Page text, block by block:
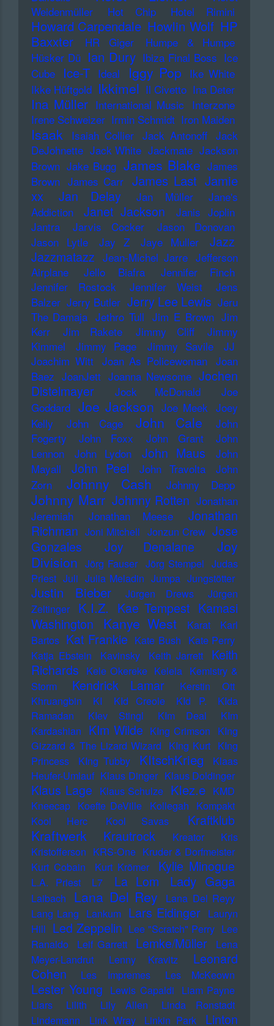
Weidenmüller
Hot Chip Hotel Rimini
Howard Carpendale Howlin Wolf HP
Baxxter
HR Giger
Humpe & Humpe
Hüsker Dü Ian Dury Ibiza Final Boss Ice
Cube
Ice-T Ideal Iggy Pop Ike White
Ikke Hüftgold Ikkimel Il Civetto Ina Deter
Ina Müller International Music Interzone
Irene Schweizer Irmin Schmidt Iron Maiden
Isaak Isaiah Collier Jack Antonoff Jack
DeJohnette Jack White Jackmate Jackson
Brown Jake Bugg James Blake James
Brown James Carr James Last Jamie
xx
Jan Delay Jan Müller
Jane's
Addiction
Janet Jackson
Janis Joplin
Jantra
Jarvis Cocker
Jason Donovan
Jason Lytle
Jay Z Jaye Muller
Jazz
Jazzmatazz Jean-Michel Jarre Jefferson
Airplane
Jello Biafra
Jennifer Finch
Jennifer Rostock
Jennifer Weist
Jens
Balzer Jerry Butler Jerry Lee Lewis Jeru
The Damaja Jethro Tull Jim E Brown Jim
Kerr
Jim Rakete Jimmy Cliff
Jimmy
Kimmel
Jimmy Page Jimmy Savile
JJ
Joachim Witt Joan As Policewoman Joan
Baez JoanJett Joanna Newsome Jochen
Distelmayer
Jock McDonald
Joe
Goddard Joe Jackson Joe Meek Joey
Kelly
John Cage John Cale
John
Fogerty
John Foxx John Grant
John
Lennon
John Lydon John Maus
John
Mayall
John Peel John Travolta
John
Zorn
Johnny Cash Johnny Depp
Johnny Marr Johnny Rotten Jonathan
Jeremiah
Jonathan Meese
Jonathan
Richman Joni Mitchell Jonzun Crew Jose
Gonzales
Joy Denalane
Joy
Division Jörg Fauser Jörg Stempel Judas
Priest Juli Julia Meladin Jumpa Jungstötter
Justin Bieber Jürgen Drews
Jürgen
Zeltinger
K.I.Z. Kae Tempest Kamasi
Washington
Kanye West Karat
Karl
Bartos Kat Frankie Kate Bush Kate Perry
Katja Ebstein
Kavinsky Keith Jarrett
Keith
Richards Kele Okereke Kelela Kemistry &
Storm
Kendrick Lamar
Kerstin Ott
Khruangbin
KI KId Creole KId P.
KIda
Ramadan
KIev Stingl KIm Deal
KIm
Kardashian KIm Wilde KIng Crimson KIng
Gizzard & The Lizard Wizard KIng Kurt KIng
Princess
KIng Tubby KItschKrieg
Klaas
Heufer-Umlauf Klaus Dinger Klaus Doldinger
Klaus Lage Klaus Schulze Klez.e KMD
Kneecap Koefte DeVille Kollegah Kompakt
Kool Herc
Kool Savas Kraftklub
Kraftwerk Krautrock Kreator
Kris
Kristofferson KRS-One Kruder & Dorfmeister
Kurt Cobain
Kurt Krömer Kylie Minogue
L.A. Priest L7 La Lom Lady Gaga
Laibach Lana Del Rey
Lana Del Reyy
Lang Lang Lankum Lars Eidinger Lauryn
Hill Led Zeppelin Lee "Scratch" Perry Lee
Ranaldo
Leif Garrett Lemke/Müller
Lena
Meyer-Landrut
Lenny Kravitz
Leonard
Cohen
Les Impremes Les McKeown
Lester Young Lewis Capaldi Liam Payne
Liars
Lilith Lily Allen
Linda Ronstadt
Lindemann
Link Wray Linkin Park
Linton